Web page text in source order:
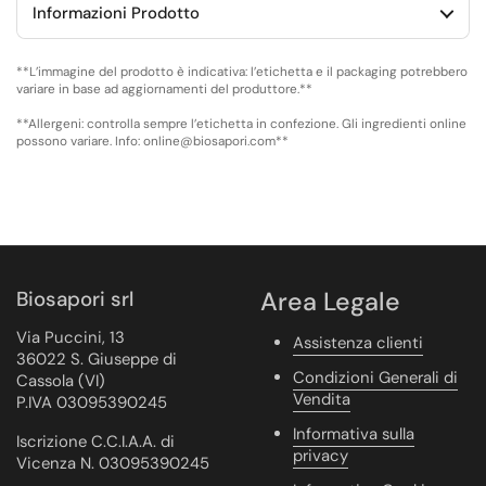
Informazioni Prodotto
**L’immagine del prodotto è indicativa: l’etichetta e il packaging potrebbero
variare in base ad aggiornamenti del produttore.**
**Allergeni: controlla sempre l’etichetta in confezione. Gli ingredienti online
possono variare. Info: online@biosapori.com**
Biosapori srl
Via Puccini, 13
36022 S. Giuseppe di
Cassola (VI)
P.IVA 03095390245
Iscrizione C.C.I.A.A. di
Vicenza N. 03095390245
Area Legale
Assistenza clienti
Condizioni Generali di
Vendita
Informativa sulla
privacy